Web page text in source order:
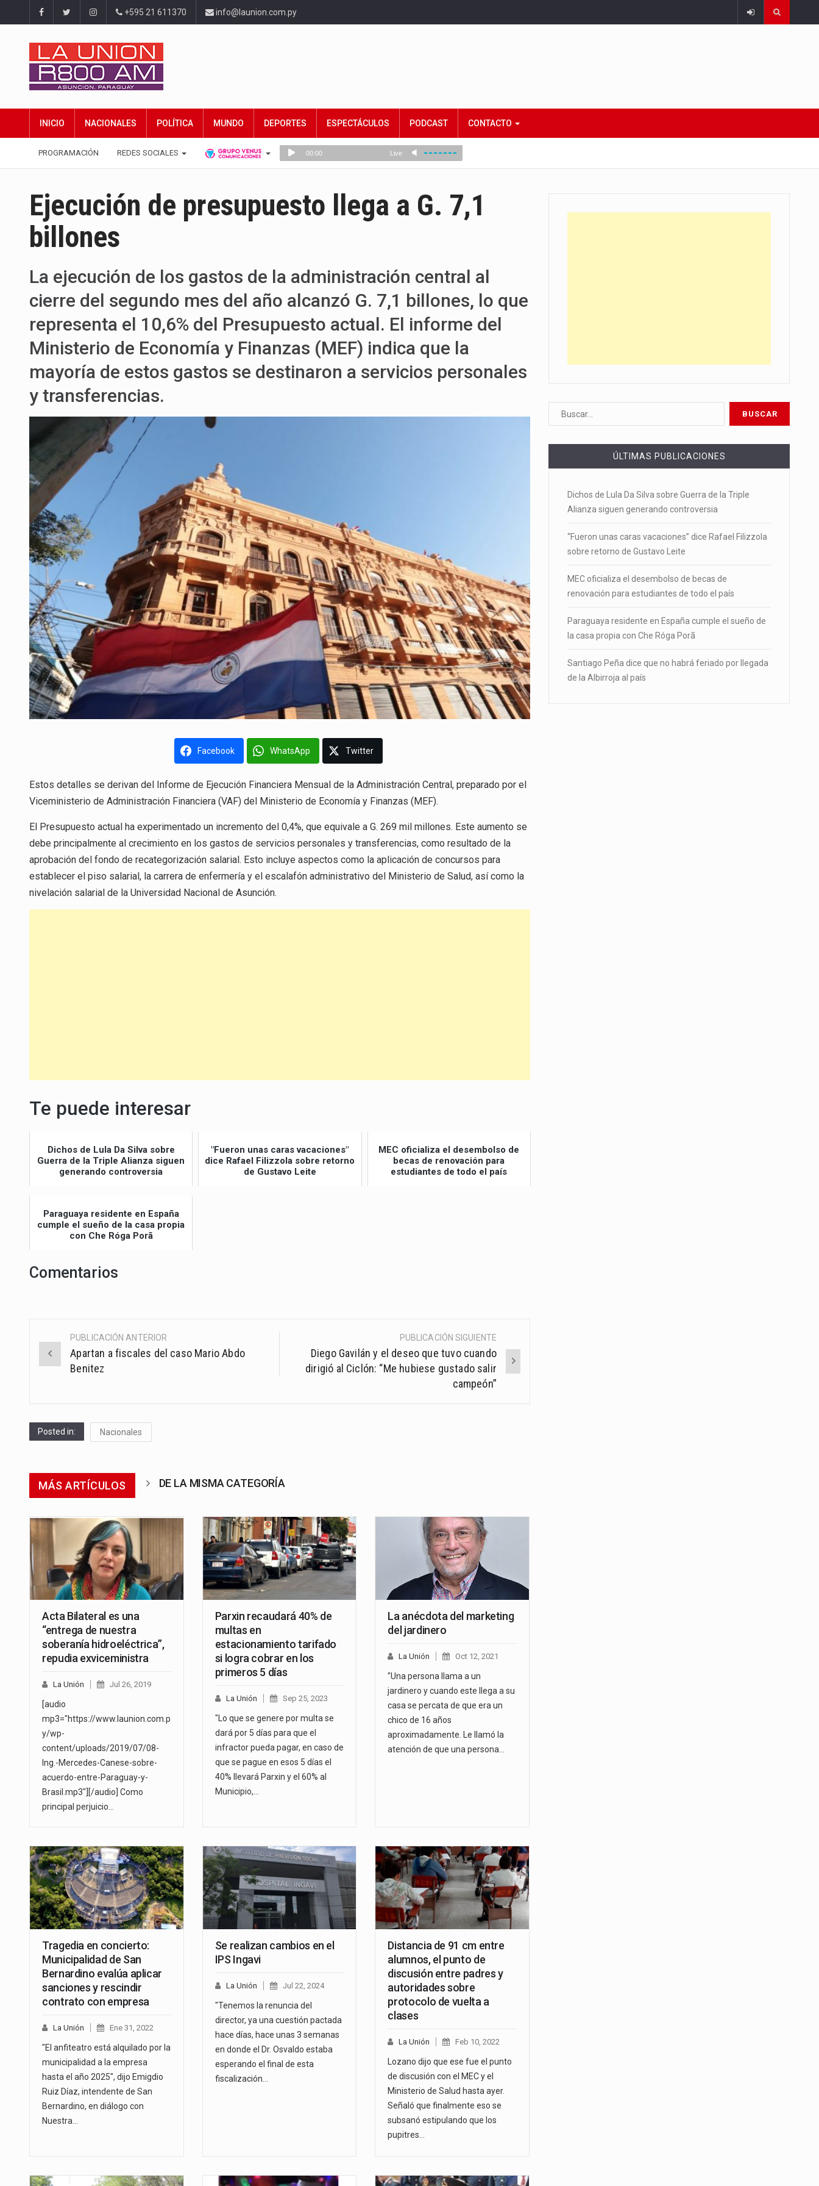
+595 21 611370 info@launion.com.py
INICIO NACIONALES POLÍTICA MUNDO DEPORTES ESPECTÁCULOS PODCAST CONTACTO
PROGRAMACIÓN REDES SOCIALES
Ejecución de presupuesto llega a G. 7,1
billones
La ejecución de los gastos de la administración central al
cierre del segundo mes del año alcanzó G. 7,1 billones, lo que
representa el 10,6% del Presupuesto actual. El informe del
Ministerio de Economía y Finanzas (MEF) indica que la
mayoría de estos gastos se destinaron a servicios personales
y transferencias.
Facebook WhatsApp Twitter
Estos detalles se derivan del Informe de Ejecución Financiera Mensual de la Administración Central, preparado por el
Viceministerio de Administración Financiera (VAF) del Ministerio de Economía y Finanzas (MEF).
El Presupuesto actual ha experimentado un incremento del 0,4%, que equivale a G. 269 mil millones. Este aumento se
debe principalmente al crecimiento en los gastos de servicios personales y transferencias, como resultado de la
aprobación del fondo de recategorización salarial. Esto incluye aspectos como la aplicación de concursos para
establecer el piso salarial, la carrera de enfermería y el escalafón administrativo del Ministerio de Salud, así como la
nivelación salarial de la Universidad Nacional de Asunción.
Te puede interesar
Dichos de Lula Da Silva sobre
Guerra de la Triple Alianza siguen
generando controversia
"Fueron unas caras vacaciones"
dice Rafael Filizzola sobre retorno
de Gustavo Leite
MEC oficializa el desembolso de
becas de renovación para
estudiantes de todo el país
Paraguaya residente en España
cumple el sueño de la casa propia
con Che Róga Porã
Comentarios
Post
navigation
PUBLICACIÓN ANTERIOR
Apartan a fiscales del caso Mario Abdo
Benitez
PUBLICACIÓN SIGUIENTE
Diego Gavilán y el deseo que tuvo cuando
dirigió al Ciclón: “Me hubiese gustado salir
campeón”
Posted in: Nacionales
MÁS ARTÍCULOS DE LA MISMA CATEGORÍA
Acta Bilateral es una
“entrega de nuestra
soberanía hidroeléctrica”,
repudia exviceministra
La Unión Jul 26, 2019
[audio
mp3="https://www.launion.com.p
y/wp-
content/uploads/2019/07/08-
Ing.-Mercedes-Canese-sobre-
acuerdo-entre-Paraguay-y-
Brasil.mp3"][/audio] Como
principal perjuicio…
Parxin recaudará 40% de
multas en
estacionamiento tarifado
si logra cobrar en los
primeros 5 días
La Unión Sep 25, 2023
"Lo que se genere por multa se
dará por 5 días para que el
infractor pueda pagar, en caso de
que se pague en esos 5 días el
40% llevará Parxin y el 60% al
Municipio,…
La anécdota del marketing
del jardinero
La Unión Oct 12, 2021
"Una persona llama a un
jardinero y cuando este llega a su
casa se percata de que era un
chico de 16 años
aproximadamente. Le llamó la
atención de que una persona…
Tragedia en concierto:
Municipalidad de San
Bernardino evalúa aplicar
sanciones y rescindir
contrato con empresa
La Unión Ene 31, 2022
"El anfiteatro está alquilado por la
municipalidad a la empresa
hasta el año 2025", dijo Emigdio
Ruiz Díaz, intendente de San
Bernardino, en diálogo con
Nuestra…
Se realizan cambios en el
IPS Ingavi
La Unión Jul 22, 2024
"Tenemos la renuncia del
director, ya una cuestión pactada
hace días, hace unas 3 semanas
en donde el Dr. Osvaldo estaba
esperando el final de esta
fiscalización…
Distancia de 91 cm entre
alumnos, el punto de
discusión entre padres y
autoridades sobre
protocolo de vuelta a
clases
La Unión Feb 10, 2022
Lozano dijo que ese fue el punto
de discusión con el MEC y el
Ministerio de Salud hasta ayer.
Señaló que finalmente eso se
subsanó estipulando que los
pupitres…
ÚLTIMAS PUBLICACIONES
Dichos de Lula Da Silva sobre Guerra de la Triple
Alianza siguen generando controversia
“Fueron unas caras vacaciones” dice Rafael Filizzola
sobre retorno de Gustavo Leite
MEC oficializa el desembolso de becas de
renovación para estudiantes de todo el país
Paraguaya residente en España cumple el sueño de
la casa propia con Che Róga Porã
Santiago Peña dice que no habrá feriado por llegada
de la Albirroja al país